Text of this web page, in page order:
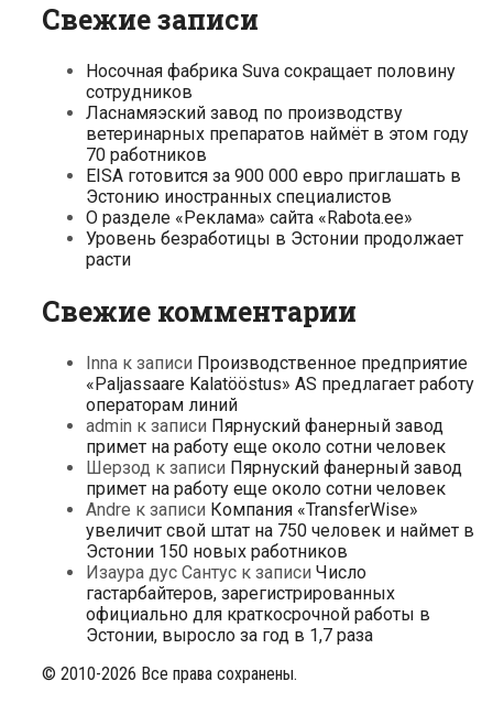
Свежие записи
Носочная фабрика Suva сокращает половину
сотрудников
Ласнамяэский завод по производству
ветеринарных препаратов наймёт в этом году
70 работников
EISA готовится за 900 000 евро приглашать в
Эстонию иностранных специалистов
О разделе «Реклама» сайта «Rabota.ee»
Уровень безработицы в Эстонии продолжает
расти
Свежие комментарии
Inna к записи Производственное предприятие
«Paljassaare Kalatööstus» AS предлагает работу
операторам линий
admin к записи Пярнуский фанерный завод
примет на работу еще около сотни человек
Шерзод к записи Пярнуский фанерный завод
примет на работу еще около сотни человек
Andre к записи Компания «TransferWise»
увеличит свой штат на 750 человек и наймет в
Эстонии 150 новых работников
Изаура дус Сантус к записи Число
гастарбайтеров, зарегистрированных
официально для краткосрочной работы в
Эстонии, выросло за год в 1,7 раза
© 2010-2026 Все права сохранены.